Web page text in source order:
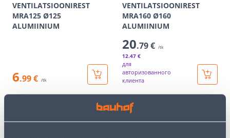
VENTILATSIOONIREST
MRA125 Ø125
ALUMIINIUM
6.99 € /tk
VENTILATSIOONIREST
MRA160 Ø160
ALUMIINIUM
20.79 € /tk
12.47 €
для
авторизованного
клиента
Э-ЦЕНА